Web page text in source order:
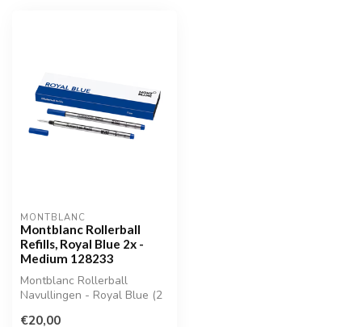
MONTBLANC
Montblanc Rollerball
Refills, Royal Blue 2x -
Medium 128233
Montblanc Rollerball
Navullingen - Royal Blue (2
€20,00